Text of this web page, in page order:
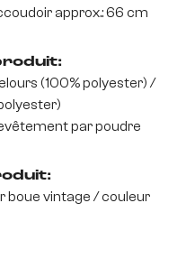
approx.: 66 cm
(100% polyester) /
par poudre
boue vintage / couleur